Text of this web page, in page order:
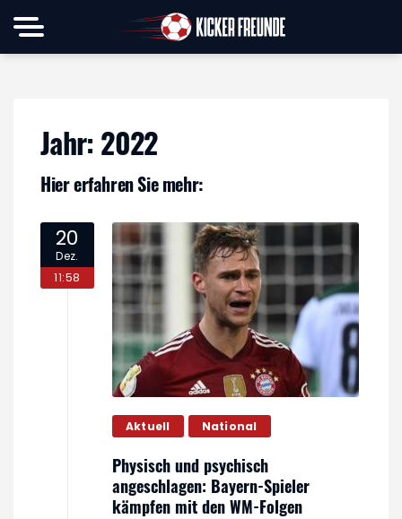
Jahr: 2022
Hier erfahren Sie mehr:
20
Dez.
11:58
Aktuell National
Physisch und psychisch
angeschlagen: Bayern-Spieler
kämpfen mit den WM-Folgen